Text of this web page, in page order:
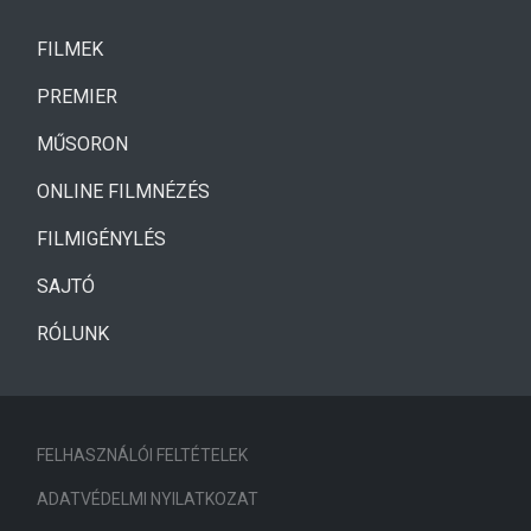
FILMEK(CURRENT)
PREMIER
MŰSORON
ONLINE FILMNÉZÉS
FILMIGÉNYLÉS
SAJTÓ
RÓLUNK
FELHASZNÁLÓI FELTÉTELEK
ADATVÉDELMI NYILATKOZAT